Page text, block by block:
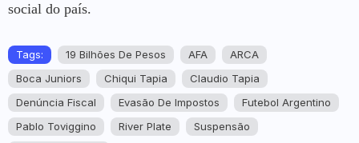
social do país.
Tags: 19 Bilhões De Pesos AFA
ARCA
Boca Juniors
Chiqui Tapia
Claudio Tapia
Denúncia Fiscal
Evasão De Impostos
Futebol Argentino
Pablo Toviggino
River Plate
Suspensão